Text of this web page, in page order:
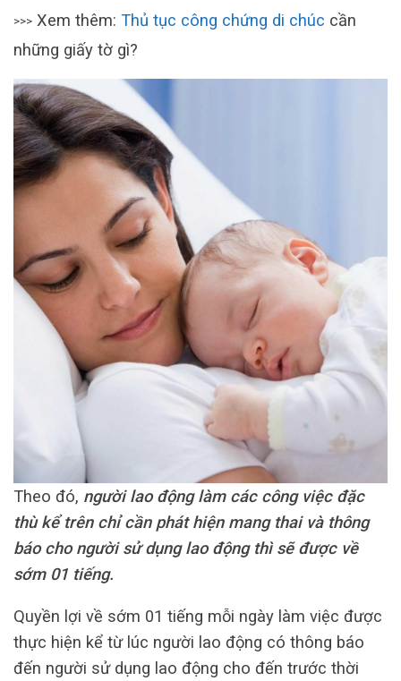
>>> Xem thêm: Thủ tục công chứng di chúc cần
những giấy tờ gì?
Theo đó, người lao động làm các công việc đặc
thù kể trên chỉ cần phát hiện mang thai và thông
báo cho người sử dụng lao động thì sẽ được về
sớm 01 tiếng.
Quyền lợi về sớm 01 tiếng mỗi ngày làm việc được
thực hiện kể từ lúc người lao động có thông báo
đến người sử dụng lao động cho đến trước thời